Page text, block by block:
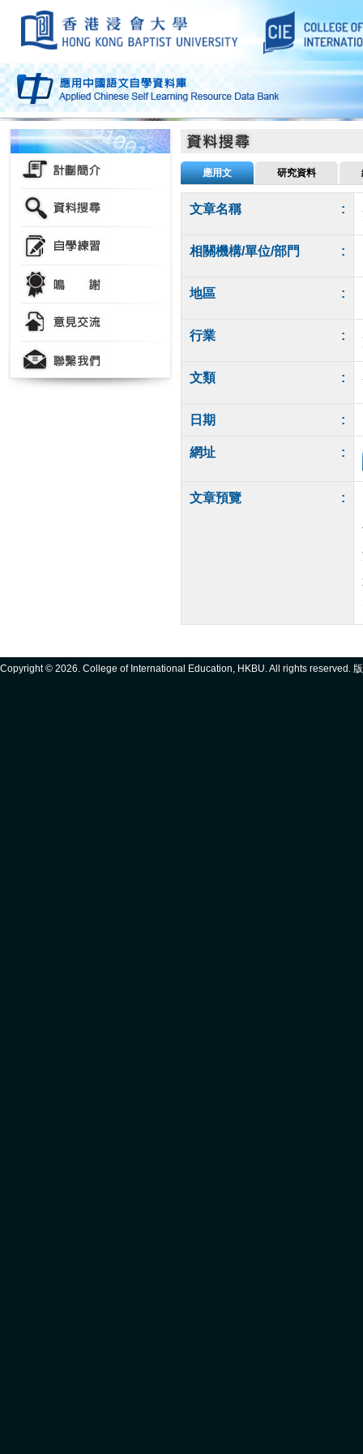
應用文 研究資料
文章名稱 :
相關機構/單位/部門 :
地區 :
行業 :
文類 :
日期 :
網址 :
文章預覽 :
Copyright © 2026. College of International Education, HKBU. All rights reserved.